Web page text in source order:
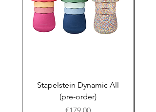
Stapelstein Dynamic All
(pre-order)
Prijs